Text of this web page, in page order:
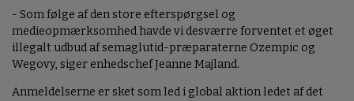
- Som følge af den store efterspørgsel og
medieopmærksomhed havde vi desværre forventet et øget
illegalt udbud af semaglutid-præparaterne Ozempic og
Wegovy, siger enhedschef Jeanne Majland.
Anmeldelserne er sket som led i global aktion ledet af det